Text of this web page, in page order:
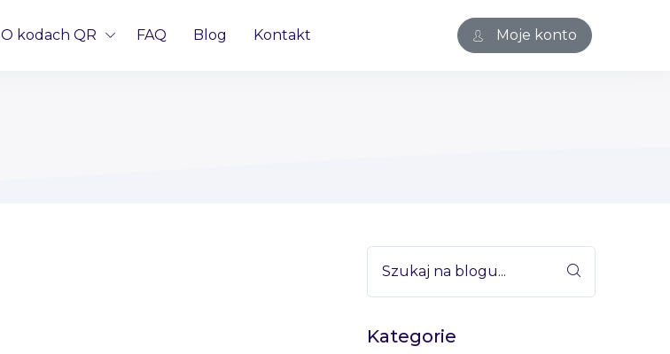
O kodach QR FAQ Blog Kontakt Moje konto
Szukaj na blogu...
Kategorie